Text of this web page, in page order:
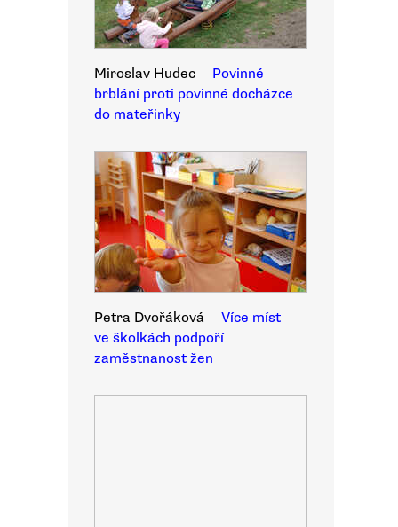
Miroslav Hudec
Povinné
brblání proti povinné docházce
do mateřinky
Petra Dvořáková
Více míst
ve školkách podpoří
zaměstnanost žen